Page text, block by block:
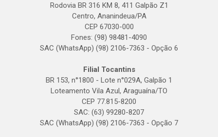
Rodovia BR 316 KM 8, 411 Galpão Z1
Centro, Ananindeua/PA
CEP 67030-000
Fones: (98) 98481-4090
SAC (WhatsApp) (98) 2106-7363 - Opção 6
Filial Tocantins
BR 153, n°1800 - Lote n°029A, Galpão 1
Loteamento Vila Azul, Araguaína/TO
CEP 77.815-8200
SAC: (63) 99280-8207
SAC (WhatsApp) (98) 2106-7363 - Opção 7